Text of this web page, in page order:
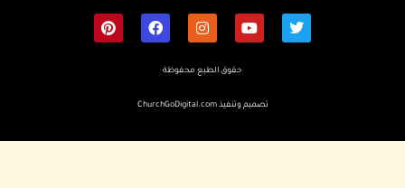
حقوق الطبع محفوظة
تصميم وتنفيذChurchGoDigital.com